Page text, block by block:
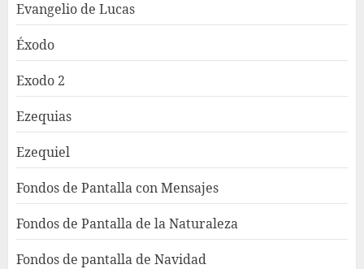
Evangelio de Lucas
Éxodo
Exodo 2
Ezequias
Ezequiel
Fondos de Pantalla con Mensajes
Fondos de Pantalla de la Naturaleza
Fondos de pantalla de Navidad